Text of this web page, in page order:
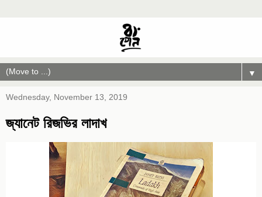
▼
Wednesday, November 13, 2019
জ্যানেট রিজভির লাদাখ